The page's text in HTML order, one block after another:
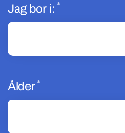
Jag bor i: *Obligatoriskt
Ålder *Obligatoriskt